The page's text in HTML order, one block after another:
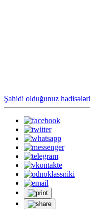
Şahidi olduğunuz